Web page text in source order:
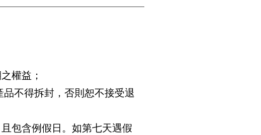
權益；
不得拆封，否則恕不接受退
包含例假日。如第七天遇假